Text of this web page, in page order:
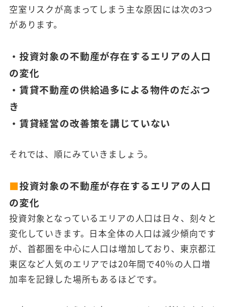
空室リスクが高まってしまう主な原因には次の3つ
があります。
・投資対象の不動産が存在するエリアの人口
の変化
・賃貸不動産の供給過多による物件のだぶつ
き
・賃貸経営の改善策を講じていない
それでは、順にみていきましょう。
■投資対象の不動産が存在するエリアの人口
の変化
投資対象となっているエリアの人口は日々、刻々と
変化していきます。日本全体の人口は減少傾向です
が、首都圏を中心に人口は増加しており、東京都江
東区など人気のエリアでは20年間で40％の人口増
加率を記録した場所もあるほどです。